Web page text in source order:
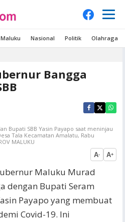
Maluku Nasional Politik Olahraga
Bangga
Bupati SBB Yasin Payapo saat meninjau
Tala Kecamatan Amalatu, Rabu
MALUKU
A- A+
Maluku Murad
dengan Bupati Seram
Payapo yang membuat
Covid-19. Ini